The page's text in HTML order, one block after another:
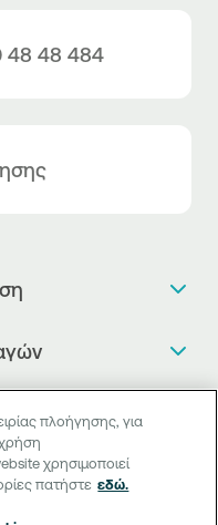
48 48 484
έφτασε!
Banking
πλοήγησης, για
χρησιμοποιεί
πατήστε εδώ.